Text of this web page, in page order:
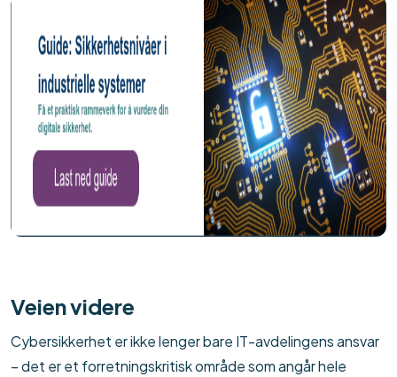
Veien videre
Cybersikkerhet er ikke lenger bare IT-avdelingens ansvar
– det er et forretningskritisk område som angår hele